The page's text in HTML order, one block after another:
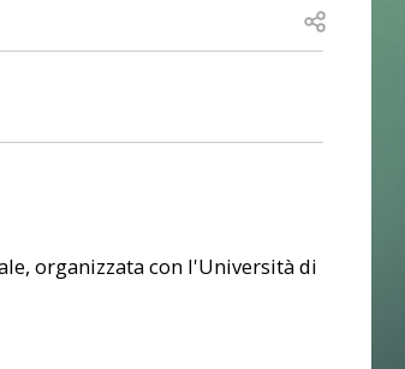
Open share
organizzata con l'Università di
Image